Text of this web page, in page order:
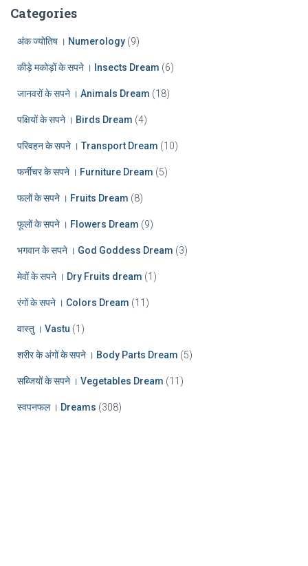
h
Categories
अंक ज्योतिष । Numerology (9)
कीड़े मकोड़ों के सपने । Insects Dream (6)
जानवरों के सपने । Animals Dream (18)
पक्षियों के सपने । Birds Dream (4)
परिवहन के सपने । Transport Dream (10)
फर्नीचर के सपने । Furniture Dream (5)
फलों के सपने । Fruits Dream (8)
फूलों के सपने । Flowers Dream (9)
भगवान के सपने । God Goddess Dream (3)
मेवों के सपने । Dry Fruits dream (1)
रंगों के सपने । Colors Dream (11)
वास्तु । Vastu (1)
शरीर के अंगों के सपने । Body Parts Dream (5)
सब्जियों के सपने । Vegetables Dream (11)
स्वपनफल । Dreams (308)